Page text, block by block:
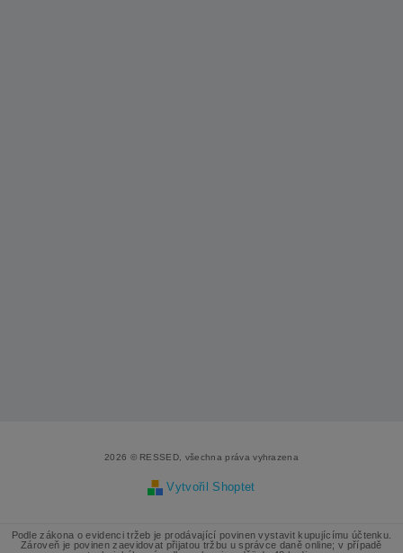
2026 © RESSED, všechna práva vyhrazena
Vytvořil Shoptet
Podle zákona o evidenci tržeb je prodávající povinen vystavit kupujícímu účtenku.
Zároveň je povinen zaevidovat přijatou tržbu u správce daně online; v případě